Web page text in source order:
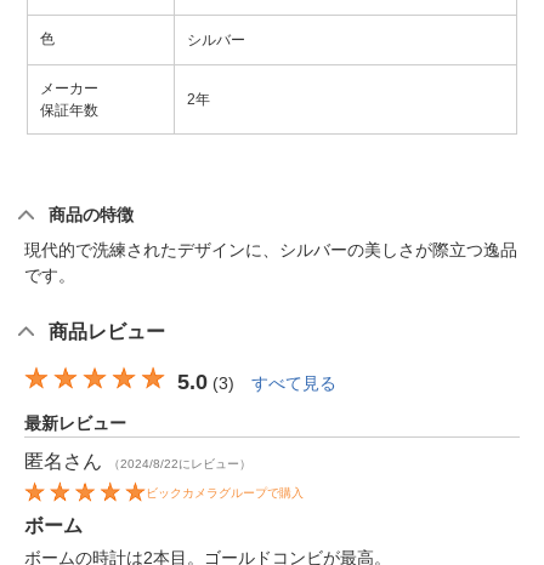
色 シルバー
メーカー
保証年数
2年
商品の特徴
現代的で洗練されたデザインに、シルバーの美しさが際立つ逸品
です。
商品レビュー
5.0 (3) すべて見る
最新レビュー
匿名 さん （2024/8/22にレビュー）
ビックカメラグループで購入
ボーム
ボームの時計は2本目。ゴールドコンビが最高。